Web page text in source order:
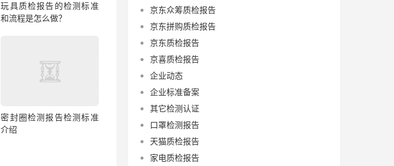
玩具质检报告的检测标准
和流程是怎么做？
密封圈检测报告检测标准
介绍
京东众筹质检报告
京东拼购质检报告
京东质检报告
京喜质检报告
企业动态
企业标准备案
其它检测认证
口罩检测报告
天猫质检报告
家电质检报告